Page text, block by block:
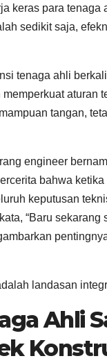
keras para
sedikit saja,
tenaga ahli
aturan
tangan,
engineer
bahwa
keputusan
“Baru
landasan
Ahli